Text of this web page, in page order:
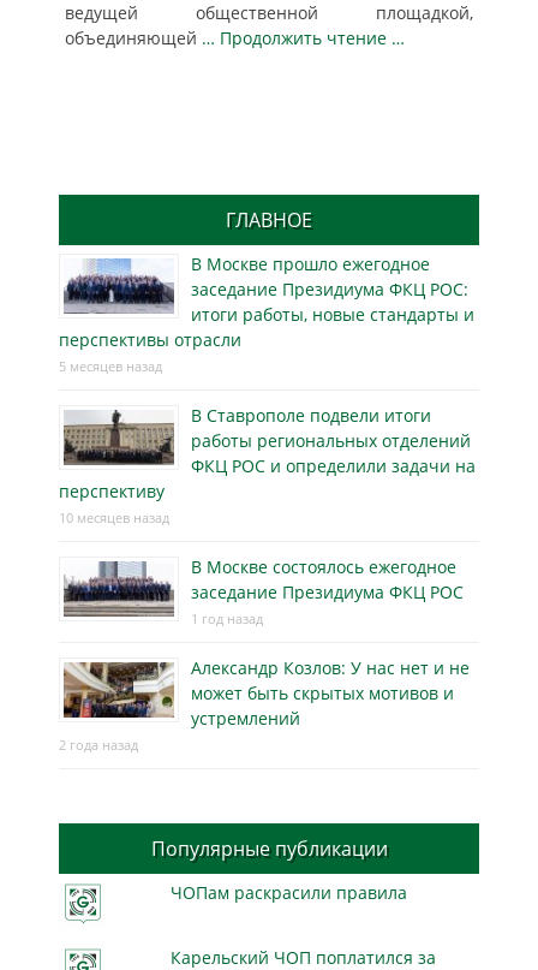
ведущей общественной площадкой,
объединяющей … Продолжить чтение …
ГЛАВНОЕ
В Москве прошло ежегодное
заседание Президиума ФКЦ РОС:
итоги работы, новые стандарты и
перспективы отрасли
5 месяцев назад
В Ставрополе подвели итоги
работы региональных отделений
ФКЦ РОС и определили задачи на
перспективу
10 месяцев назад
В Москве состоялось ежегодное
заседание Президиума ФКЦ РОС
1 год назад
Александр Козлов: У нас нет и не
может быть скрытых мотивов и
устремлений
2 года назад
Популярные публикации
ЧОПам раскрасили правила
Карельский ЧОП поплатился за